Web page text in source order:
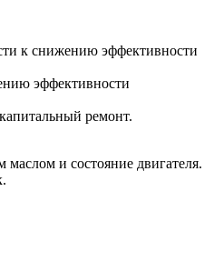
к снижению эффективности
эффективности
ремонт.
маслом и состояние двигателя.